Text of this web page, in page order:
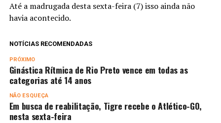
Até a madrugada desta sexta-feira (7) isso ainda não
havia acontecido.
NOTÍCIAS RECOMENDADAS
PRÓXIMO
Ginástica Rítmica de Rio Preto vence em todas as
categorias até 14 anos
NÃO ESQUEÇA
Em busca de reabilitação, Tigre recebe o Atlético-GO,
nesta sexta-feira